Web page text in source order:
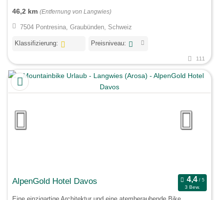
46,2 km (Entfernung von Langwies)
7504 Pontresina, Graubünden, Schweiz
Klassifizierung: Preisniveau:
111
AlpenGold Hotel Davos
3 Bew.